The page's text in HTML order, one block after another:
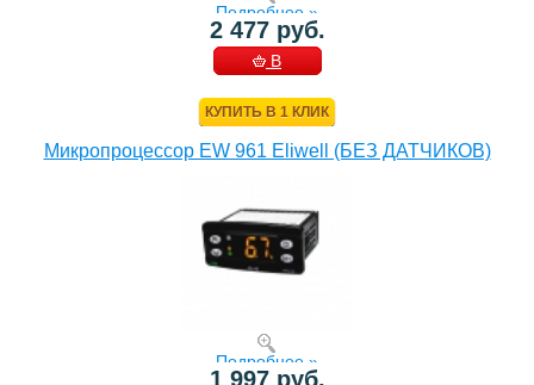
Подробнее »
2 477 руб.
В
КУПИТЬ В 1 КЛИК
Микропроцессор EW 961 Eliwell (БЕЗ ДАТЧИКОВ)
Подробнее »
1 997 руб.